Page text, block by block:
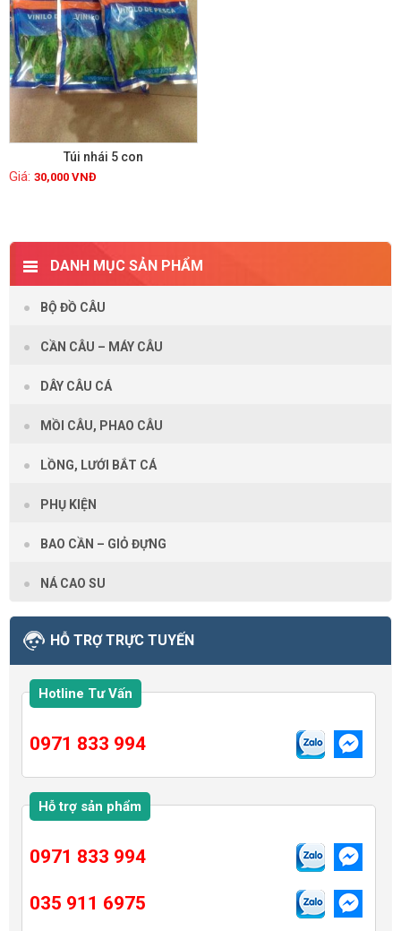
Túi nhái 5 con
30,000 VNĐ
DANH MỤC SẢN PHẨM
BỘ ĐỒ CÂU
CẦN CÂU – MÁY CÂU
DÂY CÂU CÁ
MỒI CÂU, PHAO CÂU
LỒNG, LƯỚI BẮT CÁ
PHỤ KIỆN
BAO CẦN – GIỎ ĐỰNG
NÁ CAO SU
HỖ TRỢ TRỰC TUYẾN
Hotline Tư Vấn
0971 833 994
Hỗ trợ sản phẩm
0971 833 994
035 911 6975